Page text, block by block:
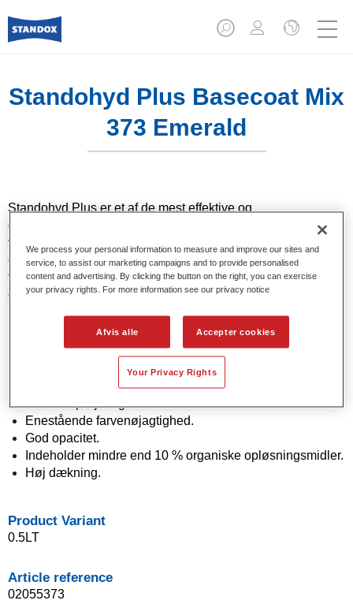
Standohyd Plus Basecoat Mix
373 Emerald
Standohyd Plus er et af de mest effektive og
gennemprøvede basefarvesystemer til personbiler. Det er et
vandbaseret, miljøansvarligt system med lavt indhold af
opløsningsmidler, som tilbyder fremragende
farvenøjagtighed og effektiv påføring kombineret med
overlegen kvalitet til metalliske og ensfarvede lakker.
Product Features
Ensfarvede, metallic-, perlemorsfarver.
Påføring i en enkelt sprøjtegang (One Visit Application).
Nem udsprøjtning.
Enestående farvenøjagtighed.
God opacitet.
Indeholder mindre end 10 % organiske opløsningsmidler.
Høj dækning.
Product Variant
0.5LT
Article reference
02055373
We process your personal information to measure and improve our sites and
service, to assist our marketing campaigns and to provide personalised
content and advertising. By clicking the button on the right, you can exercise
your privacy rights. For more information see our privacy notice
Afvis alle Accepter cookies
Your Privacy Rights